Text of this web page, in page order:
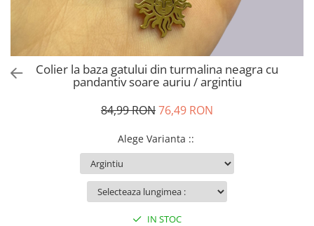
Colier la baza gatului din turmalina neagra cu
pandantiv soare auriu / argintiu
84,99 RON76,49 RON
Alege Varianta ::
IN STOC